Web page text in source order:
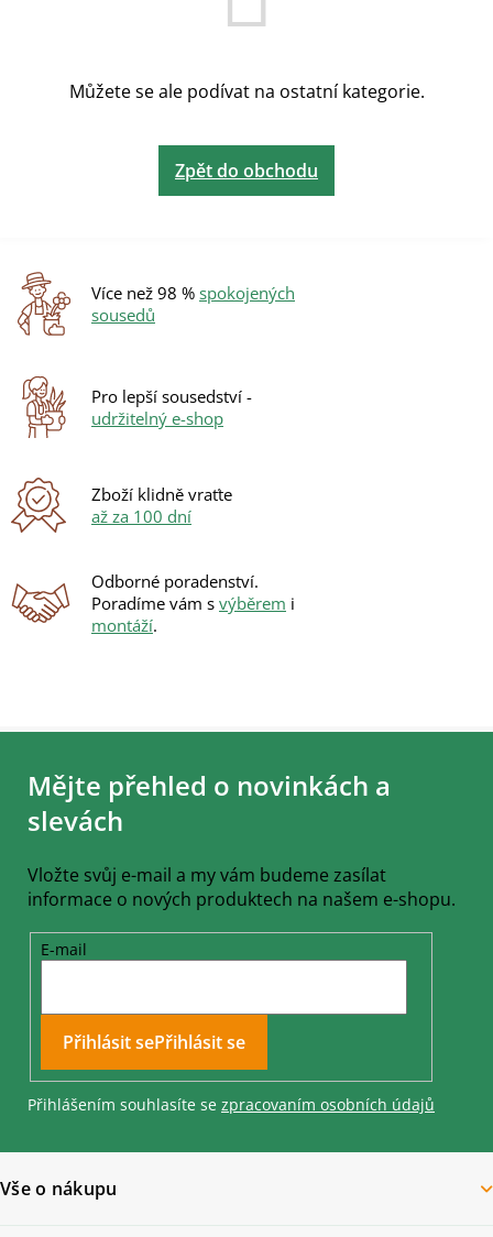
Můžete se ale podívat na ostatní kategorie.
Zpět do obchodu
Více než 98 % spokojených
sousedů
Pro lepší sousedství -
udržitelný e-shop
Zboží klidně vraťte
až za 100 dní
Odborné poradenství.
Poradíme vám s výběrem i
montáží.
Z
Mějte přehled o novinkách a
slevách
Vložte svůj e-mail a my vám budeme zasílat
informace o nových produktech na našem e-shopu.
E-mail
Přihlásit se
Přihlášením souhlasíte se zpracovaním osobních údajů
Vše o nákupu